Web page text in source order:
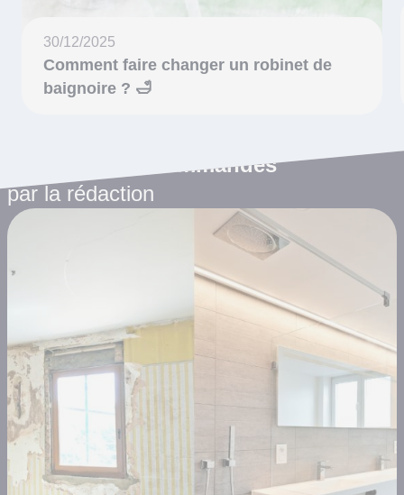
30/12/2025
Comment faire changer un robinet de
baignoire ? 🛁
Les articles recommandés
par la rédaction